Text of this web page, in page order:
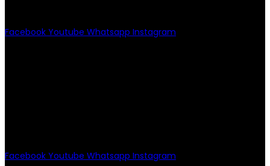
Facebook Youtube Whatsapp Instagram
Facebook Youtube Whatsapp Instagram